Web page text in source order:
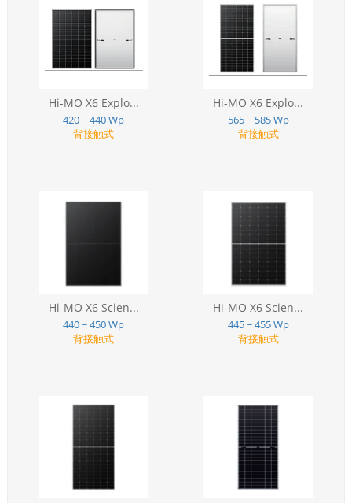
Hi-MO X6 Explo...
420 ~ 440 Wp
背接触式
Hi-MO X6 Explo...
565 ~ 585 Wp
背接触式
Hi-MO X6 Scien...
440 ~ 450 Wp
背接触式
Hi-MO X6 Scien...
445 ~ 455 Wp
背接触式